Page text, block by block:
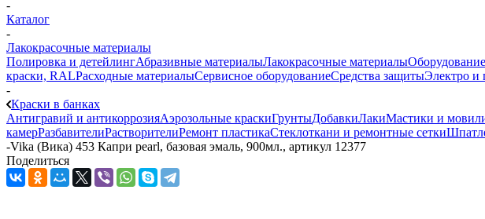
-
Каталог
-
Лакокрасочные материалы
Полировка и детейлингАбразивные материалыЛакокрасочные материалы
краски, RALРасходные материалыСервисное оборудованиеСредства защитыЭлектро и
-
Краски в банках
Антигравий и антикоррозияАэрозольные краскиГрунтыДобавкиЛакиМастики и
камерРазбавителиРастворителиРемонт пластикаСтеклоткани и ремонтные сетки
-Vika (Вика) 453 Капри pearl, базовая эмаль, 900мл., артикул 12377
Поделиться